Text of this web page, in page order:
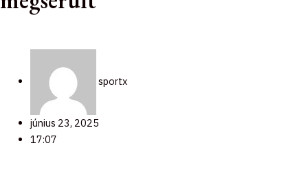
sportx
június 23, 2025
17:07